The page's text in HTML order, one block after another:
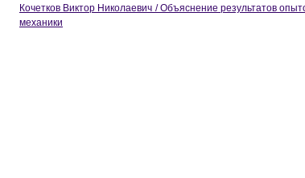
Кочетков Виктор Николаевич / Объяснение результатов
механики